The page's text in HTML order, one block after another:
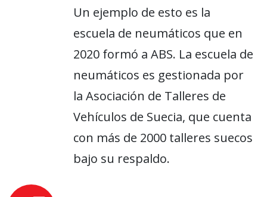
Un ejemplo de esto es la
escuela de neumáticos que en
2020 formó a ABS. La escuela de
neumáticos es gestionada por
la Asociación de Talleres de
Vehículos de Suecia, que cuenta
con más de 2000 talleres suecos
bajo su respaldo.